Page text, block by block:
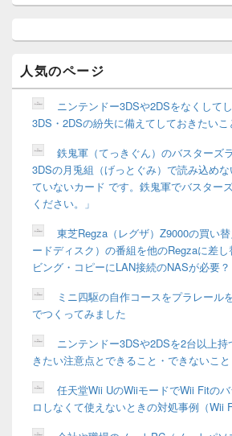
サ
ド
ウ
人気のページ
ニンテンドー3DSや2DSをなくして
3DS・2DSの紛失に備えてしておきたいこ
鉄鬼軍（てっきぐん）のバスターズ
3DSの月兎組（げっとぐみ）で読み込め
ていないカード です。鉄鬼軍でバスター
ください。」
東芝Regza（レグザ）Z9000の買い
ードディスク）の番組を他のRegzaに差
ビング・コピーにLAN接続のNASが必要？
ミニ四駆の自作コースをプラレール
でつくってみました
ニンテンドー3DSや2DSを2台以上
きたい注意点とできること・できないこと
任天堂Wii UのWiiモードでWii Fitの
ロしなくて使えないときの対処事例（Wii